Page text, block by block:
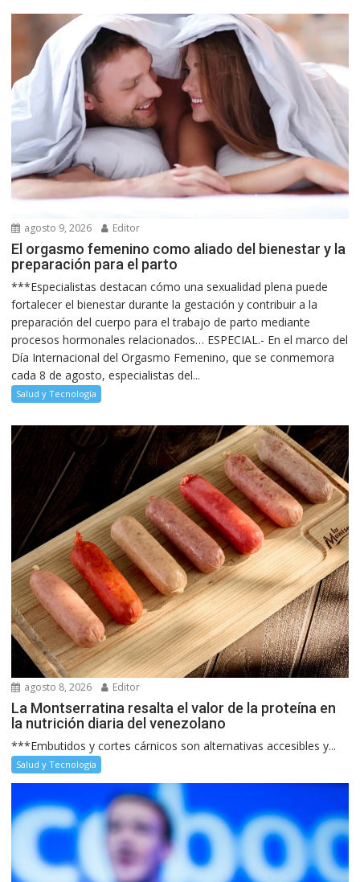
agosto 9, 2026 Editor
El orgasmo femenino como aliado del bienestar y la
preparación para el parto
***Especialistas destacan cómo una sexualidad plena puede
fortalecer el bienestar durante la gestación y contribuir a la
preparación del cuerpo para el trabajo de parto mediante
procesos hormonales relacionados… ESPECIAL.- En el marco del
Día Internacional del Orgasmo Femenino, que se conmemora
cada 8 de agosto, especialistas del...
Salud y Tecnología
agosto 8, 2026 Editor
La Montserratina resalta el valor de la proteína en
la nutrición diaria del venezolano
***Embutidos y cortes cárnicos son alternativas accesibles y...
Salud y Tecnología